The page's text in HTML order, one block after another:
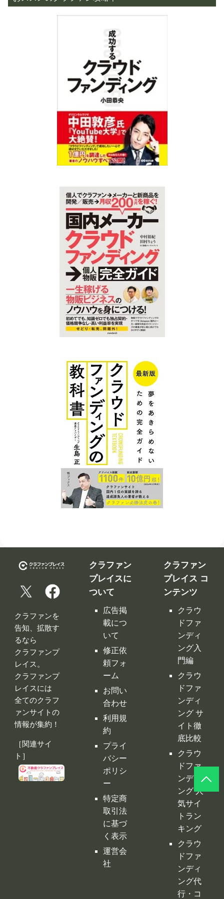
クラファンを
告知、拡散す
るなら
クラファンプ
レイス。
クラファンプ
レイスには
全てのクラフ
ァンサイトの
情報が集約！
［関連サイ
ト］
クラファン
プレイスに
ついて
広告掲
載につ
いて
修正依
頼フォ
ーム
お問い
合わせ
利用規
約
プライ
バシー
ポリシ
ー
特定商
取引法
に基づ
く表示
運営会
社
クラファン
プレイス コ
ンテンツ
クラウ
ドファ
ンディ
ング入
門編
クラウ
ドファ
ンディ
ング サ
イト徹
底比較
クラウ
ドファ
ンディ
ング 人
気サイ
トラン
キング
クラウ
ドファ
ンディ
ング代
行・コ